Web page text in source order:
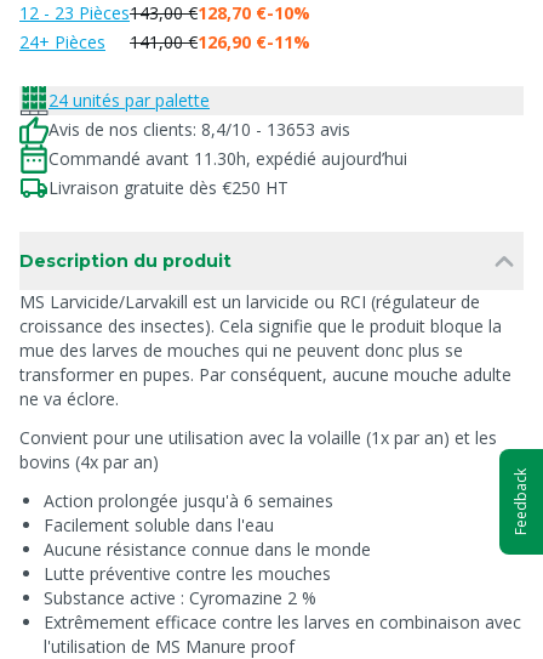
12 - 23 Pièces
24+ Pièces
143,00 €
141,00 €
128,70 €
126,90 €
-10%
-11%
24 unités par palette
Avis de nos clients: 8,4/10 - 13653 avis
Commandé avant 11.30h, expédié aujourd’hui
Livraison gratuite dès €250 HT
Description du produit
MS Larvicide/Larvakill est un larvicide ou RCI (régulateur de
croissance des insectes). Cela signifie que le produit bloque la
mue des larves de mouches qui ne peuvent donc plus se
transformer en pupes. Par conséquent, aucune mouche adulte
ne va éclore.
Convient pour une utilisation avec la volaille (1x par an) et les
bovins (4x par an)
Action prolongée jusqu'à 6 semaines
Facilement soluble dans l'eau
Aucune résistance connue dans le monde
Lutte préventive contre les mouches
Substance active : Cyromazine 2 %
Extrêmement efficace contre les larves en combinaison avec
l'utilisation de MS Manure proof
Feedback